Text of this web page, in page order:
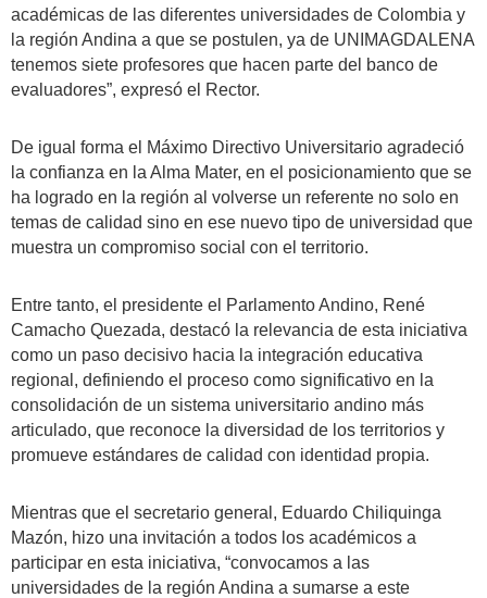
académicas de las diferentes universidades de Colombia y
la región Andina a que se postulen, ya de UNIMAGDALENA
tenemos siete profesores que hacen parte del banco de
evaluadores”, expresó el Rector.
De igual forma el Máximo Directivo Universitario agradeció
la confianza en la Alma Mater, en el posicionamiento que se
ha logrado en la región al volverse un referente no solo en
temas de calidad sino en ese nuevo tipo de universidad que
muestra un compromiso social con el territorio.
Entre tanto, el presidente el Parlamento Andino, René
Camacho Quezada, destacó la relevancia de esta iniciativa
como un paso decisivo hacia la integración educativa
regional, definiendo el proceso como significativo en la
consolidación de un sistema universitario andino más
articulado, que reconoce la diversidad de los territorios y
promueve estándares de calidad con identidad propia.
Mientras que el secretario general, Eduardo Chiliquinga
Mazón, hizo una invitación a todos los académicos a
participar en esta iniciativa, “convocamos a las
universidades de la región Andina a sumarse a este